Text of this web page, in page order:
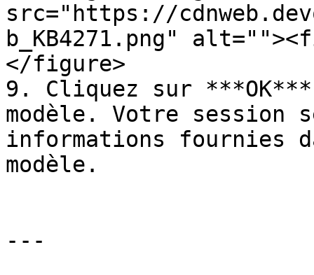
src="https://
b_KB4271.png"
</figure>
9. Cliquez sur
modèle. Votre
informations fournies
modèle.
---